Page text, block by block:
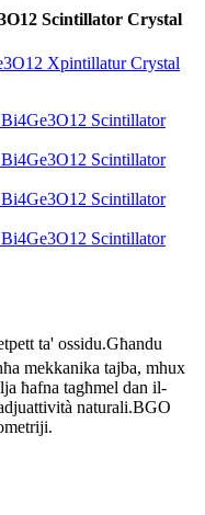
Scintillator Crystal
ta' ossidu.Għandu
mekkanika tajba, mhux
ħafna tagħmel dan il-
naturali.BGO